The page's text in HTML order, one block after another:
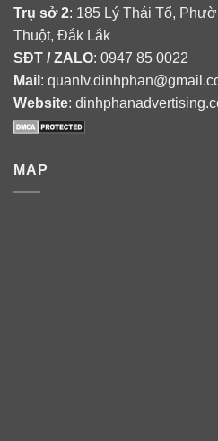
Trụ sở 2: 185 Lý Thái Tổ,
Thuột, Đắk Lắk
SĐT / ZALO: 0947 85 0022
Mail :
Website:
MAP